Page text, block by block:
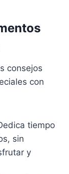
consejos
con
tiempo
sin
y